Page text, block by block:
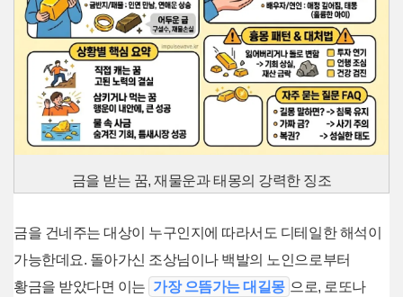
금을 받는 꿈, 재물운과 태몽의 강력한 징조
금을 건네주는 대상이 누구인지에 따라서도 디테일한 해석이
가능한데요. 돌아가신 조상님이나 백발의 노인으로부터
황금을 받았다면 이는 가장 으뜸가는 대길몽 으로, 로또나